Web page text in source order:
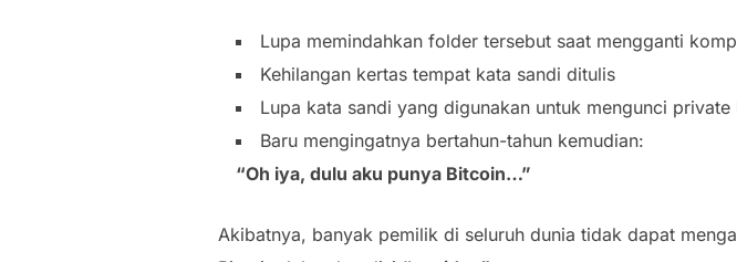
Lupa memindahkan folder tersebut saat mengganti
Kehilangan kertas tempat kata sandi ditulis
Lupa kata sandi yang digunakan untuk mengunci private
Baru mengingatnya bertahun-tahun kemudian:
“Oh iya, dulu aku punya Bitcoin…”
Akibatnya, banyak pemilik di seluruh dunia tidak dapat